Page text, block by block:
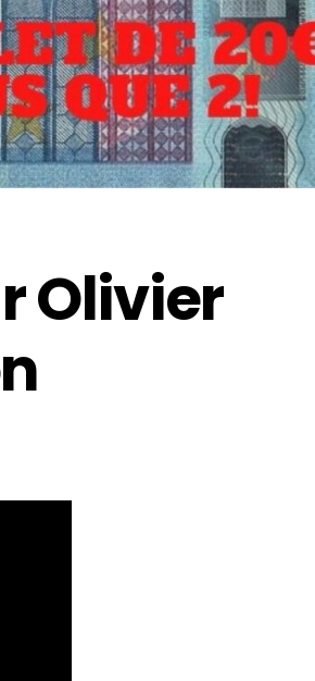
Olivier